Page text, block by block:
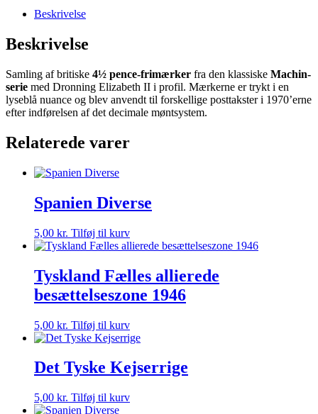
Pence,
Dronning
II
antal
Beskrivelse
Beskrivelse
Samling af britiske 4½ pence-frimærker fra den klassiske Machin-
serie med Dronning Elizabeth II i profil. Mærkerne er trykt i en
lyseblå nuance og blev anvendt til forskellige posttakster i 1970’erne
efter indførelsen af det decimale møntsystem.
Relaterede varer
Spanien Diverse
5,00 kr. Tilføj til kurv
Tyskland Fælles allierede
besættelseszone 1946
5,00 kr. Tilføj til kurv
Det Tyske Kejserrige
5,00 kr. Tilføj til kurv